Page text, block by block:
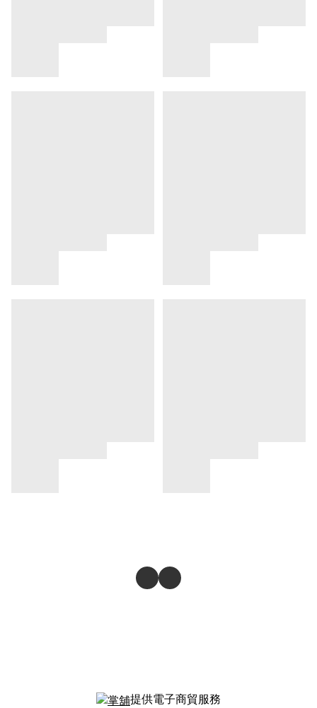
提供電子商貿服務